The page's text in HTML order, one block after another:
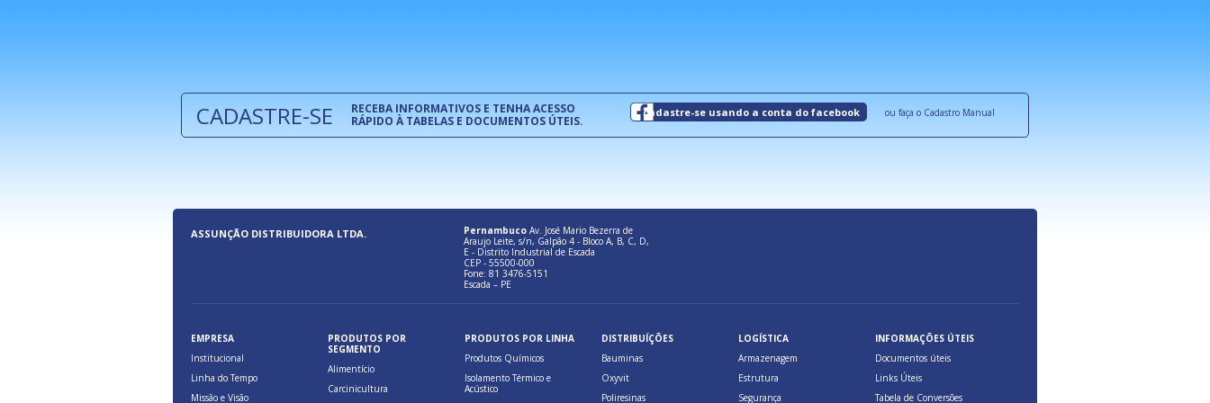
CADASTRE-SE
RECEBA INFORMATIVOS E TENHA ACESSO
RÁPIDO À TABELAS E DOCUMENTOS ÚTEIS.
cadastre-se usando a conta do facebook ou faça o Cadastro Manual
ASSUNÇÃO DISTRIBUIDORA LTDA. Pernambuco Av. José Mario Bezerra de
Araujo Leite, s/n, Galpão 4 - Bloco A, B, C, D,
E - Distrito Industrial de Escada
CEP - 55500-000
Fone: 81 3476-5151
Escada – PE
EMPRESA
Institucional
Linha do Tempo
Missão e Visão
PRODUTOS POR
SEGMENTO
Alimentício
Carcinicultura
PRODUTOS POR LINHA
Produtos Químicos
Isolamento Térmico e
Acústico
DISTRIBUÍÇÕES
Bauminas
Oxyvit
Poliresinas
LOGÍSTICA
Armazenagem
Estrutura
Segurança
INFORMAÇÕES ÚTEIS
Documentos úteis
Links Úteis
Tabela de Conversões